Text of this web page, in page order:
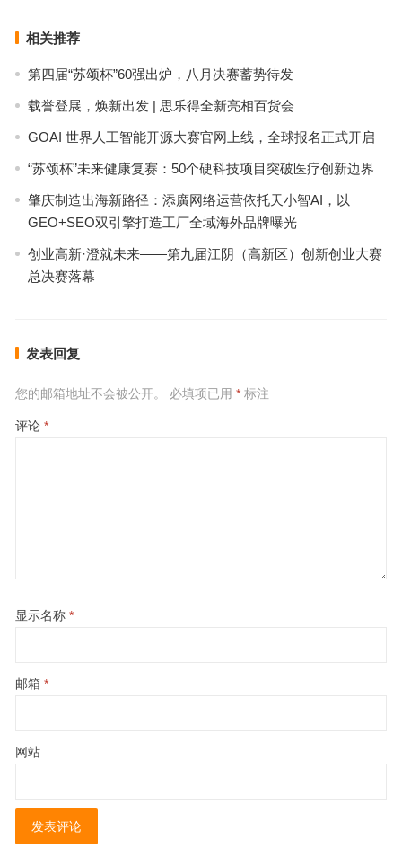
相关推荐
第四届“苏颂杯”60强出炉，八月决赛蓄势待发
载誉登展，焕新出发 | 思乐得全新亮相百货会
GOAI 世界人工智能开源大赛官网上线，全球报名正式开启
“苏颂杯”未来健康复赛：50个硬科技项目突破医疗创新边界
肇庆制造出海新路径：添廣网络运营依托天小智AI，以
GEO+SEO双引擎打造工厂全域海外品牌曝光
创业高新·澄就未来——第九届江阴（高新区）创新创业大赛
总决赛落幕
发表回复
您的邮箱地址不会被公开。 必填项已用 *标注
评论 *
显示名称 *
邮箱 *
网站